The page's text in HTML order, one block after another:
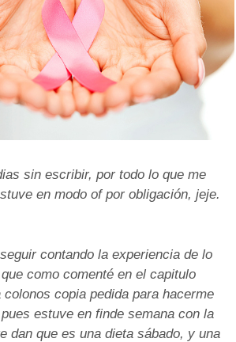
sin escribir, por todo lo que me
en modo of por obligación, jeje.
contando la experiencia de lo
como comenté en el capitulo
copia pedida para hacerme
estuve en finde semana con la
dan que es una dieta sábado, y una